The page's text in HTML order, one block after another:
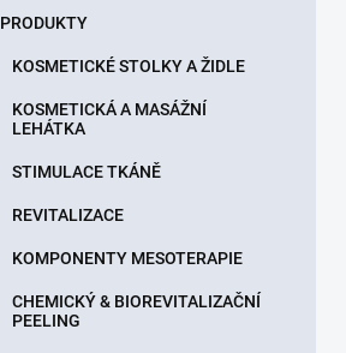
PRODUKTY
KOSMETICKÉ STOLKY A ŽIDLE
KOSMETICKÁ A MASÁŽNÍ
LEHÁTKA
STIMULACE TKÁNĚ
REVITALIZACE
KOMPONENTY MESOTERAPIE
CHEMICKÝ & BIOREVITALIZAČNÍ
PEELING